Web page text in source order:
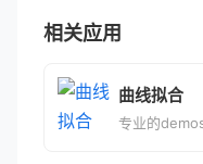
相关应用
曲线拟合
专业的